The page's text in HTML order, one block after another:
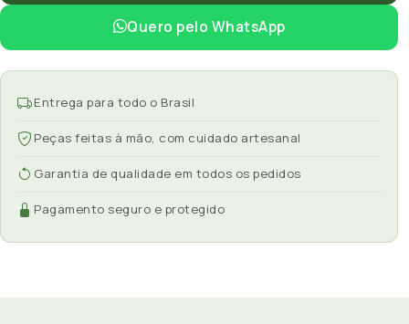
Quero pelo WhatsApp
Entrega para todo o Brasil
Peças feitas à mão, com cuidado artesanal
Garantia de qualidade em todos os pedidos
Pagamento seguro e protegido